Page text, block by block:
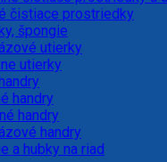
čistiace prostriedky
špongie
utierky
utierky
handry
handry
handry
a hubky na riad